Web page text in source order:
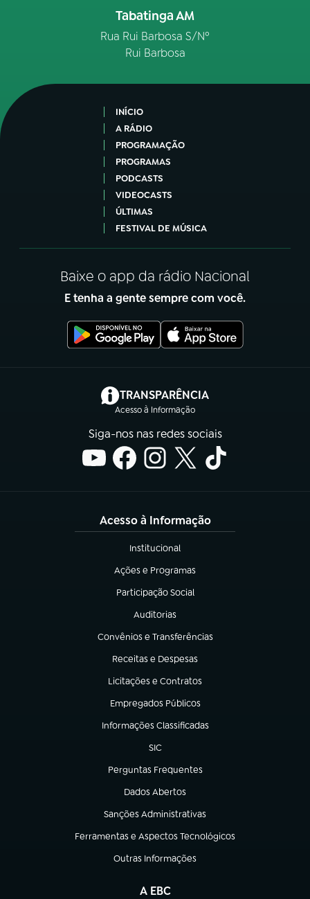
Tabatinga AM
Rua Rui Barbosa S/Nº
Rui Barbosa
INÍCIO
A RÁDIO
PROGRAMAÇÃO
PROGRAMAS
PODCASTS
VIDEOCASTS
ÚLTIMAS
FESTIVAL DE MÚSICA
Baixe o app da rádio Nacional
E tenha a gente sempre com você.
TRANSPARÊNCIA
Acesso à Informação
(abre em nova aba)
Siga-nos nas redes sociais
Acesso à Informação
Institucional
(abre em nova aba)
Ações e Programas
(abre em nova aba)
Participação Social
(abre em nova aba)
Auditorias
(abre em nova aba)
Convênios e Transferências
(abre em nova aba)
Receitas e Despesas
(abre em nova aba)
Licitações e Contratos
(abre em nova aba)
Empregados Públicos
(abre em nova aba)
Informações Classificadas
(abre em nova aba)
SIC
(abre em nova aba)
Perguntas Frequentes
(abre em nova aba)
Dados Abertos
(abre em nova aba)
Sanções Administrativas
(abre em nova aba)
Ferramentas e Aspectos Tecnológicos
(abre em nova aba)
Outras Informações
(abre em nova aba)
A EBC